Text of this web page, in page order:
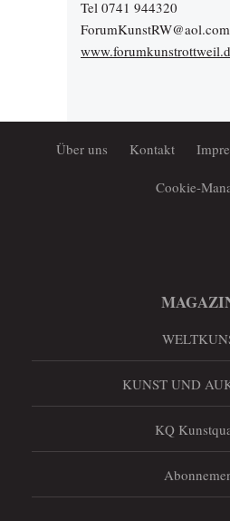
Tel 0741 944320
ForumKunstRW@aol.com
Über uns Kontakt
Cookie-
KUNST UND
KQ